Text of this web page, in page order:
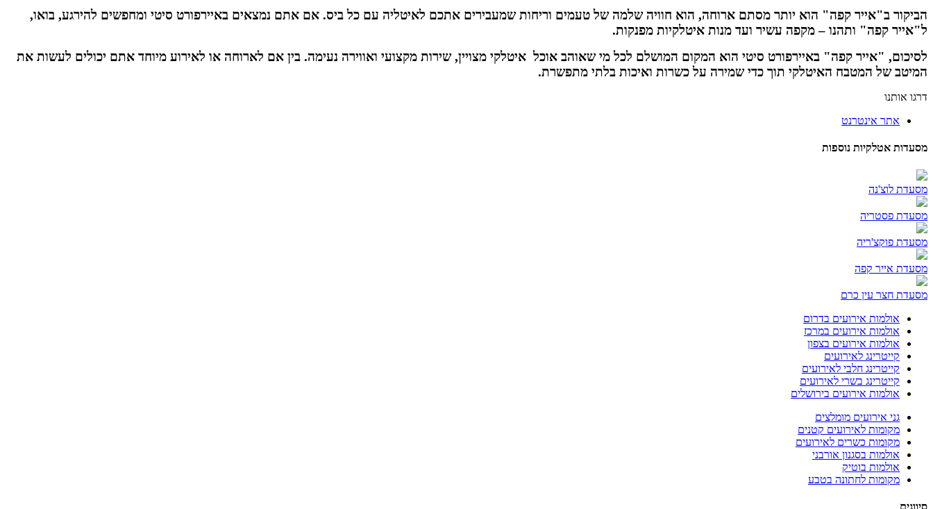
הביקור ב"אייר קפה" הוא יותר מסתם ארוחה, הוא חוויה שלמה של טעמים וריחות שמעבירים אתכם לאיטליה עם כל ביס. אם אתם נמצאים באיירפורט סיטי ומחפשים להירגע, בואו,
ל"אייר קפה" ותהנו – מקפה עשיר ועד מנות איטלקיות מפנקות.
לסיכום, "אייר קפה" באיירפורט סיטי הוא המקום המושלם לכל מי שאוהב אוכל איטלקי מצויין, שירות מקצועי ואווירה נעימה. בין אם לארוחה או לאירוע מיוחד אתם יכולים לעשות את
המיטב של המטבח האיטלקי תוך כדי שמירה על כשרות ואיכות בלתי מתפשרת.
דרגו אותנו
אתר אינטרנט
מסעדות אטלקיות נוספות
מסעדת לוצ'נה
מסעדת פסטריה
מסעדת פוקצ'ריה
מסעדת אייר קפה
מסעדת חצר עין כרם
אולמות אירועים בדרום
אולמות אירועים במרכז
אולמות אירועים בצפון
קייטרינג לאירועים
קייטרינג חלבי לאירועים
קייטרינג בשרי לאירועים
אולמות אירועים בירושלים
גני אירועים מומלצים
מקומות לאירועים קטנים
מקומות כשרים לאירועים
אולמות בסגנון אורבני
אולמות בוטיק
מקומות לחתונה בטבע
סיווגים